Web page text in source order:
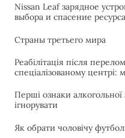
Nissan Leaf зарядное
выбора и спасение
Страны третьего мира
Реабілітація після
спеціалізованому центрі:
Перші ознаки
ігнорувати
Як обрати чоловічу